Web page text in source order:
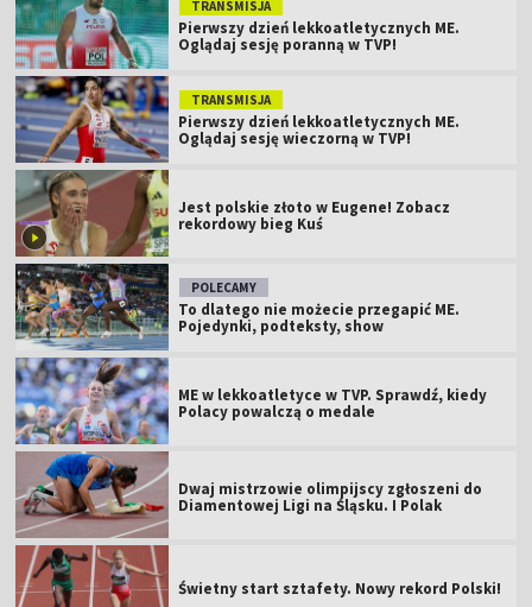
TRANSMISJA
Pierwszy dzień lekkoatletycznych ME.
Oglądaj sesję poranną w TVP!
TRANSMISJA
Pierwszy dzień lekkoatletycznych ME.
Oglądaj sesję wieczorną w TVP!
Jest polskie złoto w Eugene! Zobacz
rekordowy bieg Kuś
POLECAMY
To dlatego nie możecie przegapić ME.
Pojedynki, podteksty, show
ME w lekkoatletyce w TVP. Sprawdź, kiedy
Polacy powalczą o medale
Dwaj mistrzowie olimpijscy zgłoszeni do
Diamentowej Ligi na Śląsku. I Polak
Świetny start sztafety. Nowy rekord Polski!